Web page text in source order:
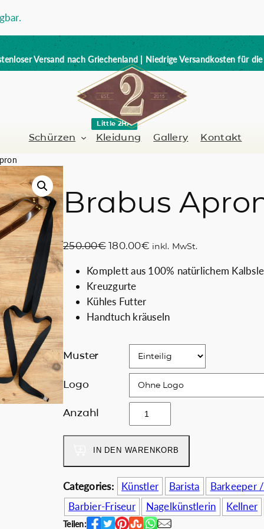
Versand nach Griechenland | Niedrige Versandkosten für die
Schürzen
/ Barman
Barbier-Friseur Volllederschürzen
Kleidung
Little 2HA
Gallery Kontakt
Brabus
250.00€ U
s
p
r
ü
r
e
i
s
180.00€A
t
l
e
r
P
r
e
i
s
s
t
:
1
inkl. MwSt.
Komplett aus 100% natürlichem
Kreuzgurte
Kühles Futter
Handtuch kräuseln
Muster
Logo
Anzahl
r
a
b
u
s
A
p
IN DEN WARENKORB
Categories: Künstler Barista Barkeeper
Barbier-Friseur
Nagelkünstlerin Kellner
Teilen: